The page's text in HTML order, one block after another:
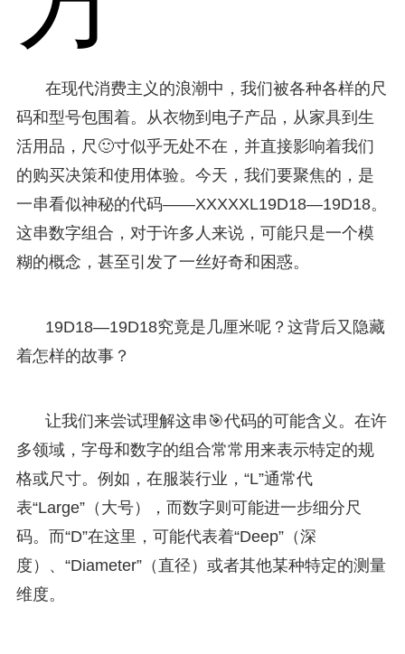
在现代消费主义的浪潮中，我们被各种各样的尺
码和型号包围着。从衣物到电子产品，从家具到生
活用品，尺🙂寸似乎无处不在，并直接影响着我们
的购买决策和使用体验。今天，我们要聚焦的，是
一串看似神秘的代码——XXXXXL19D18—19D18。
这串数字组合，对于许多人来说，可能只是一个模
糊的概念，甚至引发了一丝好奇和困惑。
19D18—19D18究竟是几厘米呢？这背后又隐藏
着怎样的故事？
让我们来尝试理解这串🎯代码的可能含义。在许
多领域，字母和数字的组合常常用来表示特定的规
格或尺寸。例如，在服装行业，“L”通常代
表“Large”（大号），而数字则可能进一步细分尺
码。而“D”在这里，可能代表着“Deep”（深
度）、“Diameter”（直径）或者其他某种特定的测量
维度。